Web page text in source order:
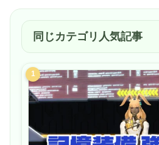
コンタクトレンズの乾きから自由になるこ
キュビュー オアシス。それを可能にした
材「シリコーンハイドロゲル」*と、独自
ラクリアプラス・テクノロジー」*の融合
ずみずしさと目の健康への思いが実を結ん
ンA ※ Johnson&Johnson社独自のテクノ
同じカテゴリ人気記事
1